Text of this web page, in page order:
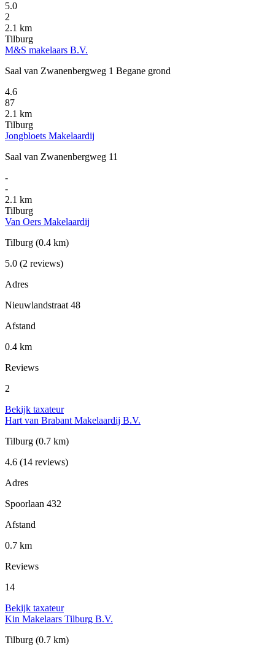
5.0
2
2.1 km
Tilburg
M&S makelaars B.V.
Saal van Zwanenbergweg 1 Begane grond
4.6
87
2.1 km
Tilburg
Jongbloets Makelaardij
Saal van Zwanenbergweg 11
-
-
2.1 km
Tilburg
Van Oers Makelaardij
Tilburg (0.4 km)
5.0 (2 reviews)
Adres
Nieuwlandstraat 48
Afstand
0.4 km
Reviews
2
Bekijk taxateur
Hart van Brabant Makelaardij B.V.
Tilburg (0.7 km)
4.6 (14 reviews)
Adres
Spoorlaan 432
Afstand
0.7 km
Reviews
14
Bekijk taxateur
Kin Makelaars Tilburg B.V.
Tilburg (0.7 km)